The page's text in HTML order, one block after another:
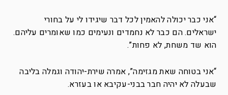
“אני כבר יכולה להאמין לכל דבר שיגידו לי על בחורי
ישראלים. הם כבר לא נחמדים ונעימים כמו שאומרים עליהם.
הוא שד משחת, לא פחות”.
“אני בטוחה שאת מגזימה”, אמרה שירת-יהודה וגמלה בליבה
שבעלה לא יהיה חבר בבני-עקיבא או בעזרא.